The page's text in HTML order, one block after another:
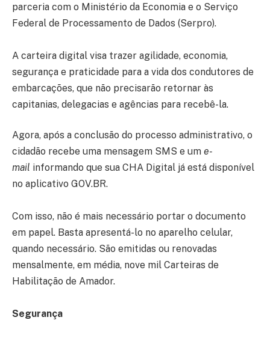
parceria com o Ministério da Economia e o Serviço
Federal de Processamento de Dados (Serpro).
A carteira digital visa trazer agilidade, economia,
segurança e praticidade para a vida dos condutores de
embarcações, que não precisarão retornar às
capitanias, delegacias e agências para recebê-la.
Agora, após a conclusão do processo administrativo, o
cidadão recebe uma mensagem SMS e um e-
mail informando que sua CHA Digital já está disponível
no aplicativo GOV.BR.
Com isso, não é mais necessário portar o documento
em papel. Basta apresentá-lo no aparelho celular,
quando necessário. São emitidas ou renovadas
mensalmente, em média, nove mil Carteiras de
Habilitação de Amador.
Segurança